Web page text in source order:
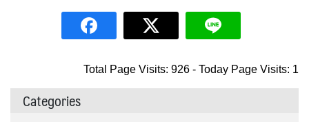
Total Page Visits: 926 - Today Page Visits: 1
Categories